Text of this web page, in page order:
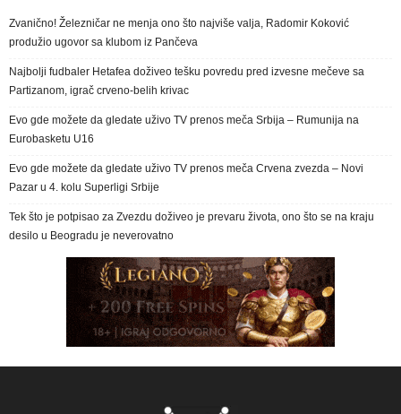
Zvanično! Železničar ne menja ono što najviše valja, Radomir Koković
produžio ugovor sa klubom iz Pančeva
Najbolji fudbaler Hetafea doživeo tešku povredu pred izvesne mečeve sa
Partizanom, igrač crveno-belih krivac
Evo gde možete da gledate uživo TV prenos meča Srbija – Rumunija na
Eurobasketu U16
Evo gde možete da gledate uživo TV prenos meča Crvena zvezda – Novi
Pazar u 4. kolu Superligi Srbije
Tek što je potpisao za Zvezdu doživeo je prevaru života, ono što se na kraju
desilo u Beogradu je neverovatno